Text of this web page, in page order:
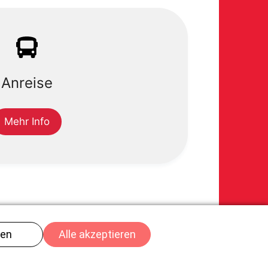
Anreise
Mehr Info